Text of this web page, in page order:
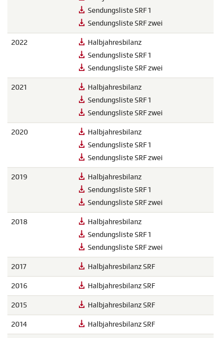
Sendungsliste SRF 1
Sendungsliste SRF zwei
2022
Halbjahresbilanz
Sendungsliste SRF 1
Sendungsliste SRF zwei
2021
Halbjahresbilanz
Sendungsliste SRF 1
Sendungsliste SRF zwei
2020
Halbjahresbilanz
Sendungsliste SRF 1
Sendungsliste SRF zwei
2019
Halbjahresbilanz
Sendungsliste SRF 1
Sendungsliste SRF zwei
2018
Halbjahresbilanz
Sendungsliste SRF 1
Sendungsliste SRF zwei
2017 Halbjahresbilanz SRF
2016 Halbjahresbilanz SRF
2015 Halbjahresbilanz SRF
2014 Halbjahresbilanz SRF